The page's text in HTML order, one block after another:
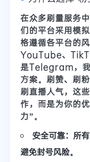
在众多刷量服务
们的平台采用模
格遵循各平台的风
YouTube、
是Telegram，
方案。 刷赞、刷
刷直播人气，这
作，而是为你的
力”。
安全可靠：所
避免封号风险。